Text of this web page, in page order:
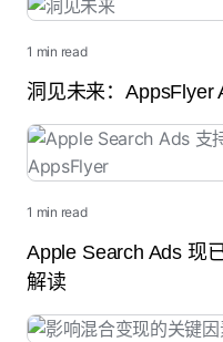
1 min read
洞见未来：AppsFlyer
1 min read
Apple Search Ads 现
解读